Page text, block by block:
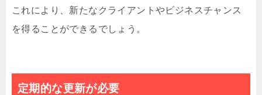
これにより、新たなクライアントやビジネスチャンス
を得ることができるでしょう。
定期的な更新が必要